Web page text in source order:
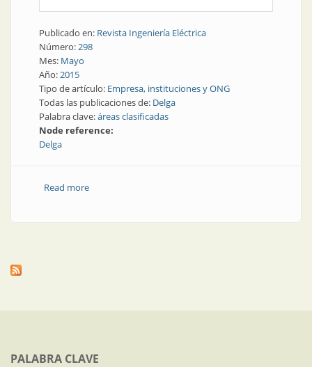
Publicado en: Revista Ingeniería Eléctrica
Número:298
Mes: Mayo
Año:2015
Tipo de artículo: Empresa, instituciones y ONG
Todas las publicaciones de: Delga
Palabra clave:áreas clasificadas
Node reference:
Delga
Read moreabout Delga: para áreas clasificadas, una empresa
PALABRA CLAVE